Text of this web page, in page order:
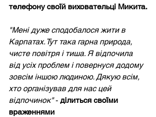
телефону своїй виховательці Микита.
"Мені дуже сподобалося жити в
Карпатах. Тут така гарна природа,
чисте повітря і тиша. Я відпочила
від усіх проблем і повернуся додому
зовсім іншою людиною. Дякую всім,
хто організував для нас цей
відпочинок" - ділиться своїми
враженнями